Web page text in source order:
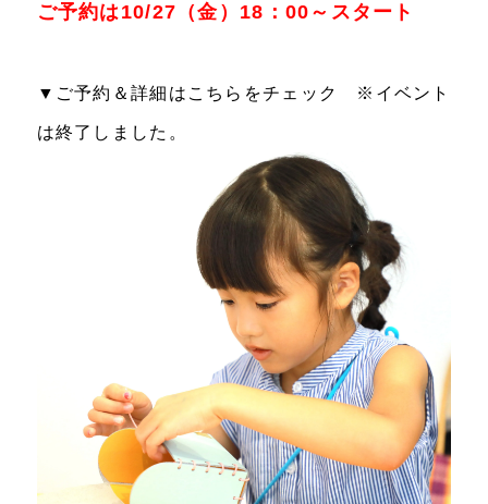
ご予約は10/27（金）18：00～スタート
▼ご予約＆詳細はこちらをチェック ※イベント
は終了しました。